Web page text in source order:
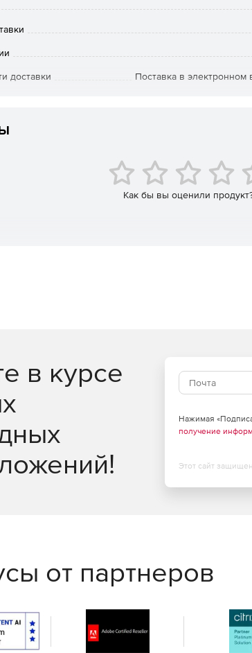
записи легко и быстро переносятся из
записей с одинаковыми значениями первичного
Сопоставляет значения записей в целях
доставки Поставка в электронном
Как бы вы оценили
в курсе
Нажимая
получение
Этот сайт
от партнеров